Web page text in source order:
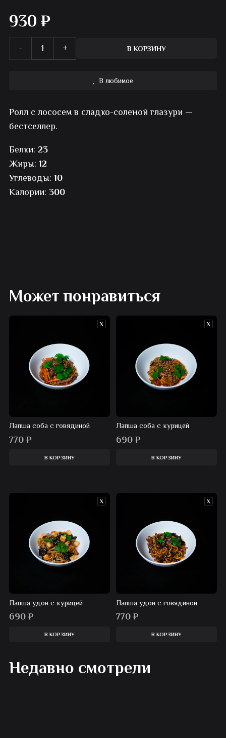
930 ₽
Количество
с
лососем
В КОРЗИНУ
В любимое
Ролл с лососем в сладко-соленой глазури —
бестселлер.
Белки: 23
Жиры: 12
Углеводы: 10
Калории: 300
Может понравиться
Лапша соба с говядиной
770 ₽
В КОРЗИНУ
Лапша соба с курицей
690₽
В КОРЗИНУ
Лапша удон с курицей
690 ₽
В КОРЗИНУ
Лапша удон с говядиной
770₽
В КОРЗИНУ
Недавно смотрели